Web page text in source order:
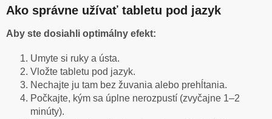
Ako správne užívať tabletu pod jazyk
Aby ste dosiahli optimálny efekt:
Umyte si ruky a ústa.
Vložte tabletu pod jazyk.
Nechajte ju tam bez žuvania alebo prehĺtania.
Počkajte, kým sa úplne nerozpustí (zvyčajne 1–2
minúty).